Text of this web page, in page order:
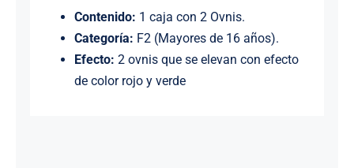
Contenido: 1 caja con 2 Ovnis.
Categoría: F2 (Mayores de 16 años).
Efecto: 2 ovnis que se elevan con efecto
de color rojo y verde